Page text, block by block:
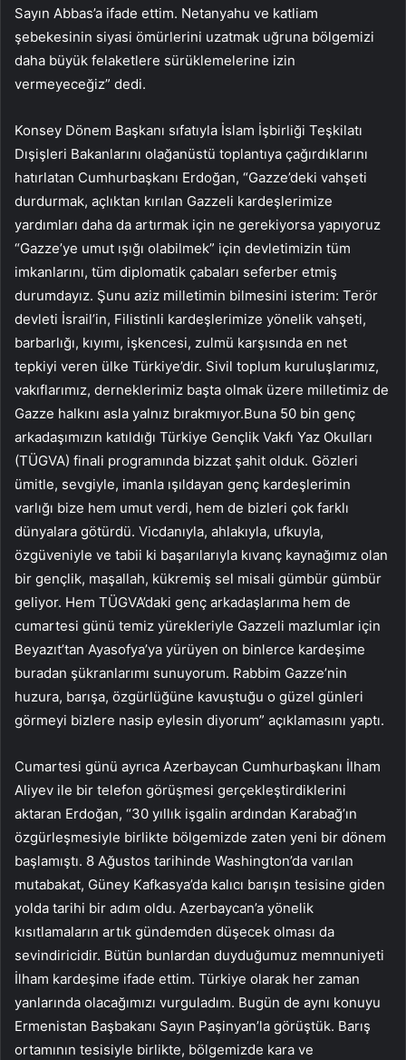
Sayın Abbas’a ifade ettim. Netanyahu ve katliam
şebekesinin siyasi ömürlerini uzatmak uğruna bölgemizi
daha büyük felaketlere sürüklemelerine izin
vermeyeceğiz” dedi.
Konsey Dönem Başkanı sıfatıyla İslam İşbirliği Teşkilatı
Dışişleri Bakanlarını olağanüstü toplantıya çağırdıklarını
hatırlatan Cumhurbaşkanı Erdoğan, “Gazze’deki vahşeti
durdurmak, açlıktan kırılan Gazzeli kardeşlerimize
yardımları daha da artırmak için ne gerekiyorsa yapıyoruz
“Gazze’ye umut ışığı olabilmek” için devletimizin tüm
imkanlarını, tüm diplomatik çabaları seferber etmiş
durumdayız. Şunu aziz milletimin bilmesini isterim: Terör
devleti İsrail’in, Filistinli kardeşlerimize yönelik vahşeti,
barbarlığı, kıyımı, işkencesi, zulmü karşısında en net
tepkiyi veren ülke Türkiye’dir. Sivil toplum kuruluşlarımız,
vakıflarımız, derneklerimiz başta olmak üzere milletimiz de
Gazze halkını asla yalnız bırakmıyor.Buna 50 bin genç
arkadaşımızın katıldığı Türkiye Gençlik Vakfı Yaz Okulları
(TÜGVA) finali programında bizzat şahit olduk. Gözleri
ümitle, sevgiyle, imanla ışıldayan genç kardeşlerimin
varlığı bize hem umut verdi, hem de bizleri çok farklı
dünyalara götürdü. Vicdanıyla, ahlakıyla, ufkuyla,
özgüveniyle ve tabii ki başarılarıyla kıvanç kaynağımız olan
bir gençlik, maşallah, kükremiş sel misali gümbür gümbür
geliyor. Hem TÜGVA’daki genç arkadaşlarıma hem de
cumartesi günü temiz yürekleriyle Gazzeli mazlumlar için
Beyazıt’tan Ayasofya’ya yürüyen on binlerce kardeşime
buradan şükranlarımı sunuyorum. Rabbim Gazze’nin
huzura, barışa, özgürlüğüne kavuştuğu o güzel günleri
görmeyi bizlere nasip eylesin diyorum” açıklamasını yaptı.
Cumartesi günü ayrıca Azerbaycan Cumhurbaşkanı İlham
Aliyev ile bir telefon görüşmesi gerçekleştirdiklerini
aktaran Erdoğan, “30 yıllık işgalin ardından Karabağ’ın
özgürleşmesiyle birlikte bölgemizde zaten yeni bir dönem
başlamıştı. 8 Ağustos tarihinde Washington’da varılan
mutabakat, Güney Kafkasya’da kalıcı barışın tesisine giden
yolda tarihi bir adım oldu. Azerbaycan’a yönelik
kısıtlamaların artık gündemden düşecek olması da
sevindiricidir. Bütün bunlardan duyduğumuz memnuniyeti
İlham kardeşime ifade ettim. Türkiye olarak her zaman
yanlarında olacağımızı vurguladım. Bugün de aynı konuyu
Ermenistan Başbakanı Sayın Paşinyan’la görüştük. Barış
ortamının tesisiyle birlikte, bölgemizde kara ve